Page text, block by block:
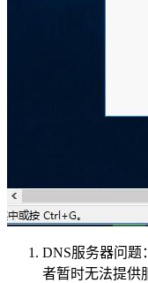
DNS服务器问题
者暂时无法提供